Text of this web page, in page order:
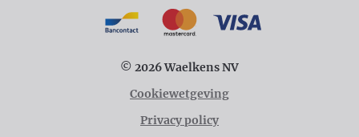
© 2026 Waelkens NV
Cookiewetgeving
Privacy policy
Betaalmogelijkheden
BancontactMasterCard
VISA